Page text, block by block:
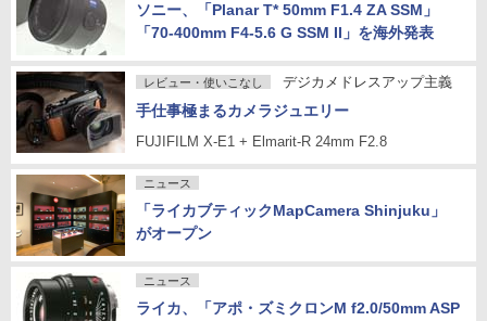
ソニー、「Planar T* 50mm F1.4 ZA SSM」
「70-400mm F4-5.6 G SSM II」を海外発表
レビュー・使いこなし デジカメドレスアップ主義
手仕事極まるカメラジュエリー
FUJIFILM X-E1 + Elmarit-R 24mm F2.8
ニュース
「ライカブティックMapCamera Shinjuku」
がオープン
ニュース
ライカ、「アポ・ズミクロンM f2.0/50mm ASP